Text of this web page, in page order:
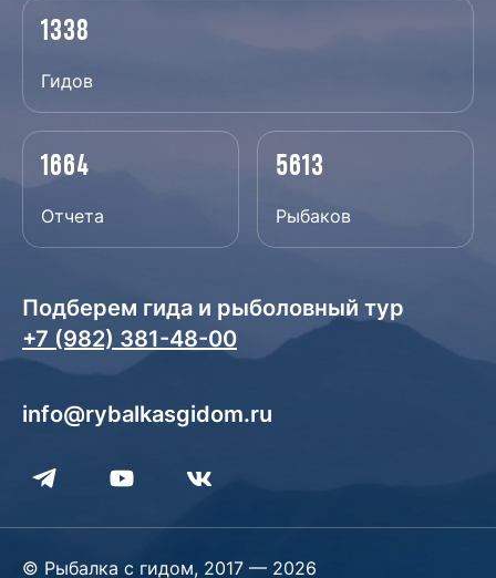
1338
Гидов
1664
Отчета
5613
Рыбаков
Подберем гида и рыболовный тур
+7 (982) 381-48-00
info@rybalkasgidom.ru
© Рыбалка с гидом, 2017 — 2026